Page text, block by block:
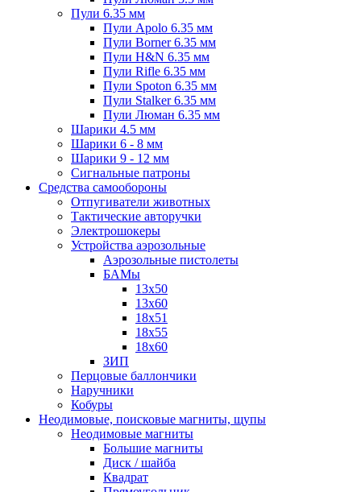
Пули 6.35 мм
Пули Apolo 6.35 мм
Пули Borner 6.35 мм
Пули H&N 6.35 мм
Пули Rifle 6.35 мм
Пули Spoton 6.35 мм
Пули Stalker 6.35 мм
Пули Люман 6.35 мм
Шарики 4.5 мм
Шарики 6 - 8 мм
Шарики 9 - 12 мм
Сигнальные патроны
Средства самообороны
Отпугиватели животных
Тактические авторучки
Электрошокеры
Устройства аэрозольные
Аэрозольные пистолеты
БАМы
13х50
13х60
18х51
18х55
18х60
ЗИП
Перцовые баллончики
Наручники
Кобуры
Неодимовые, поисковые магниты, щупы
Неодимовые магниты
Большие магниты
Диск / шайба
Квадрат